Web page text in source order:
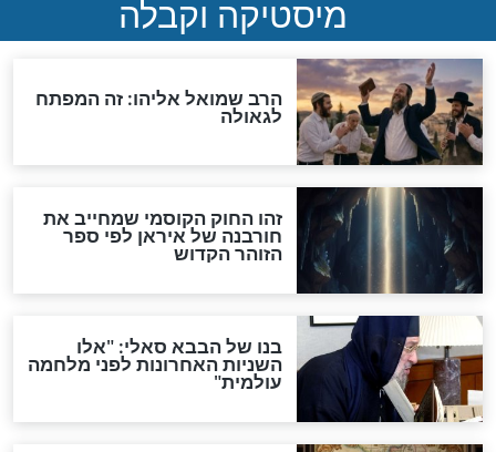
"לפני הגאולה תהיה אפיקורסות
והכחשה גדולה מאוד של
האמונה"
האם לאחר בוא המשיח יהיה
אפשר לחזור בתשובה?
לכל המאמרים